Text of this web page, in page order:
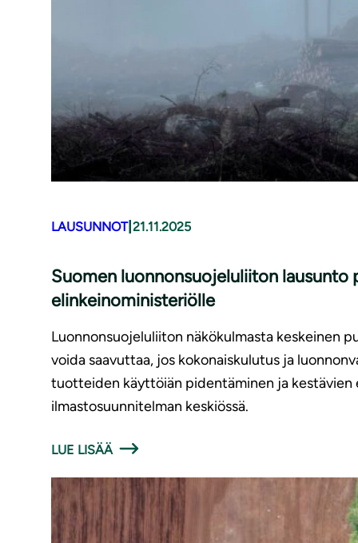
LAUSUNNOT| 21.11.2025
Suomen luonnonsuojeluliiton lausunto
elinkeinoministeriölle
Luonnonsuojeluliiton näkökulmasta keskeinen
voida saavuttaa, jos kokonaiskulutus ja
tuotteiden käyttöiän pidentäminen ja kestävien
ilmastosuunnitelman keskiössä.
LUE LISÄÄ